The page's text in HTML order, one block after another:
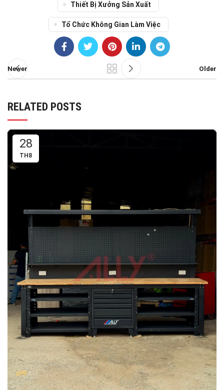
Thiết Bị Xưởng Sản Xuất
Tổ Chức Không Gian Làm Việc
Newer Older
RELATED POSTS
28
TH8